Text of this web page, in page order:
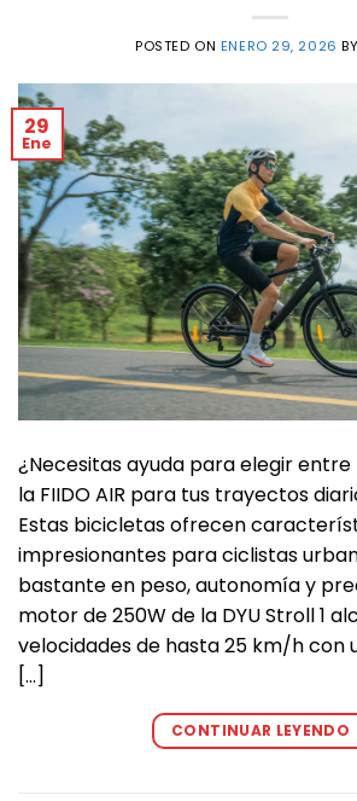
POSTED ON ENERO 29, 2026 BY
29
Ene
¿Necesitas ayuda para elegir entre
la FIIDO AIR para tus trayectos
Estas bicicletas ofrecen
impresionantes para ciclistas
bastante en peso, autonomía y
motor de 250W de la DYU Stroll 1
velocidades de hasta 25 km/h con
[…]
CONTINUAR LEYENDO